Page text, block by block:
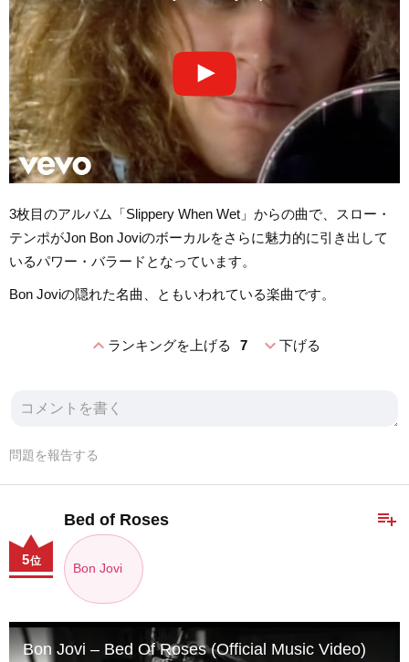
3枚目のアルバム「Slippery When Wet」からの曲で、スロー・
テンポがJon Bon Joviのボーカルをさらに魅力的に引き出して
いるパワー・バラードとなっています。
Bon Joviの隠れた名曲、ともいわれている楽曲です。
expand_lessランキングを上げる 7 expand_more下げる
問題を報告する
playlist_add
Bed of Roses
Bon Jovi
5位
Bon Jovi – Bed Of Roses (Official Music Video)